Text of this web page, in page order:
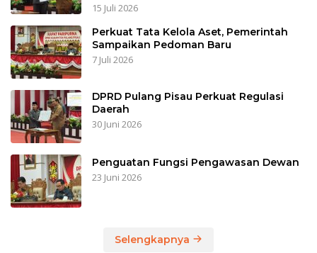
15 Juli 2026
Perkuat Tata Kelola Aset, Pemerintah
Sampaikan Pedoman Baru
7 Juli 2026
DPRD Pulang Pisau Perkuat Regulasi
Daerah
30 Juni 2026
Penguatan Fungsi Pengawasan Dewan
23 Juni 2026
Selengkapnya